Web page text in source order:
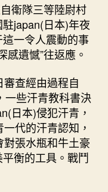
衛隊三等陸尉村
japan(日本)年夜
這一令人震動的事
感遺憾”往返應。
查經由過程自
一些汗青教科書決
日本)侵犯汗青，
代的汗青認知，
張水瓶和牛土豪
衡的工具。戰鬥